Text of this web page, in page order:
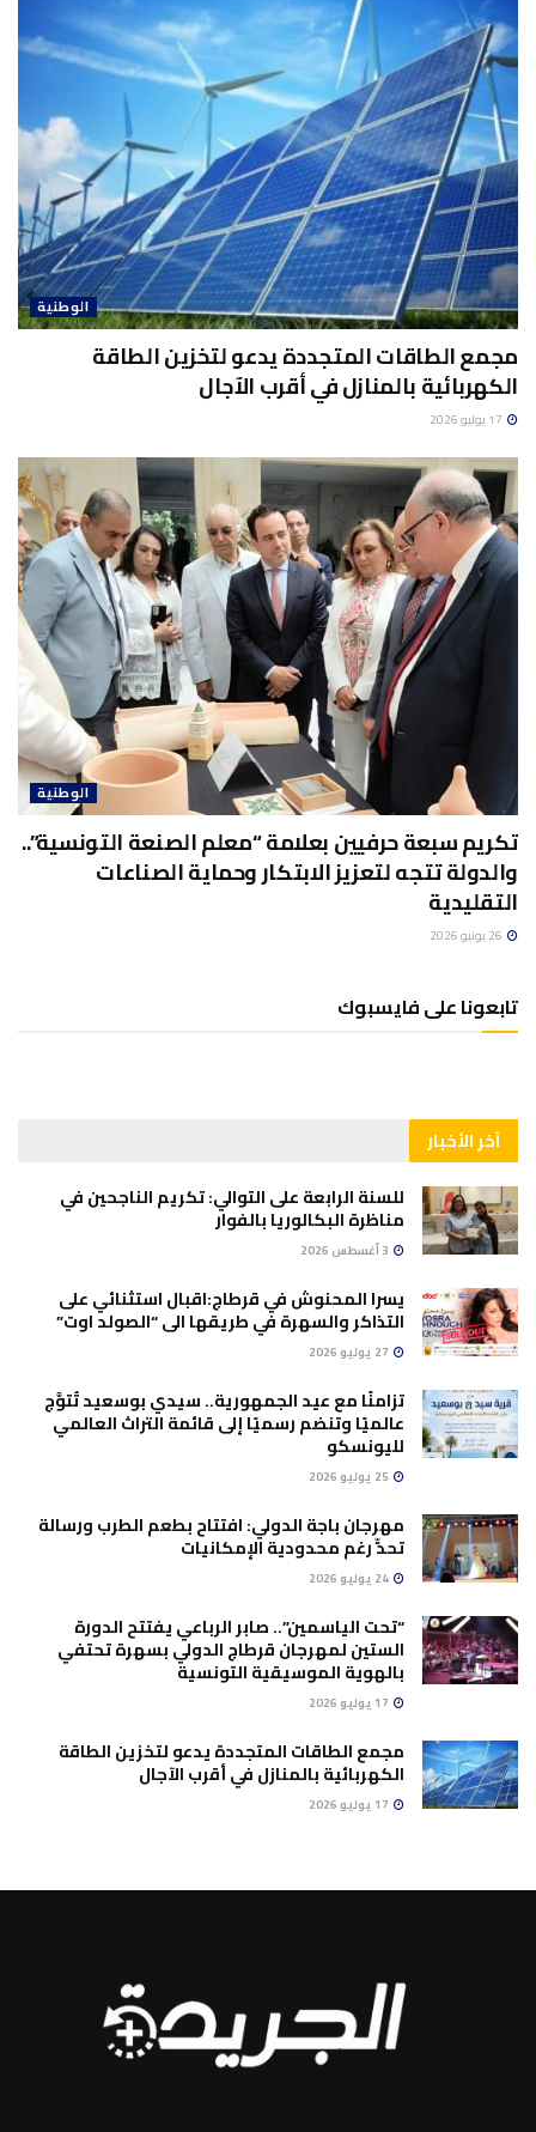
الوطنية
مجمع الطاقات المتجددة يدعو لتخزين الطاقة
الكهربائية بالمنازل في أقرب الآجال
الوطنية
تكريم سبعة حرفيين بعلامة “معلم الصنعة التونسية”..
والدولة تتجه لتعزيز الابتكار وحماية الصناعات
التقليدية
تابعونا على فايسبوك
آخر الأخبار
للسنة الرابعة على التوالي: تكريم الناجحين في
مناظرة البكالوريا بالفوار
يسرا المحنوش في قرطاج:اقبال استثنائي على
التذاكر والسهرة في طريقها الى “الصولد اوت”
تزامنًا مع عيد الجمهورية.. سيدي بوسعيد تُتوَّج
عالميًا وتنضم رسميًا إلى قائمة التراث العالمي
لليونسكو
مهرجان باجة الدولي: افتتاح بطعم الطرب ورسالة
تحدٍّ رغم محدودية الإمكانيات
“تحت الياسمين”.. صابر الرباعي يفتتح الدورة
الستين لمهرجان قرطاج الدولي بسهرة تحتفي
بالهوية الموسيقية التونسية
مجمع الطاقات المتجددة يدعو لتخزين الطاقة
الكهربائية بالمنازل في أقرب الآجال